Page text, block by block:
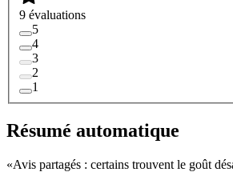
9 évaluations
5
4
3
2
1
Résumé automatique
«Avis partagés : certains trouvent le goût